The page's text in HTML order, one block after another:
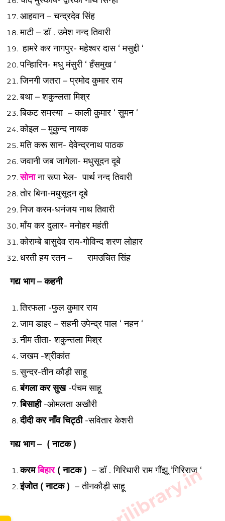
आहवान –चन्द्रदेव सिंह
माटी –डॉ . उमेश नन्द तिवारी
हामरे कर नागपुर-महेश्वर दास ‘ मसुद्दी ‘
पन्हिारिन-मधु मंसुरी ‘ हँसमुख ‘
जिनगी जतरा –प्रमोद कुमार राय
बथा –शकुन्लता मिश्र
बिकट समस्या – काली कुमार ‘ सुमन ‘
कोइल – मुकुन्द नायक
मति करू सान- देवेन्द्रनाथ पाठक
जवानी जब जागेला- मधुसूदन दूबे
सोनाना रूपा भेल- पार्थ नन्द तिवारी
तोर बिना-मधुसूदन दूबे
निज करम-धनंजय नाथ तिवारी
माँय कर दुलार- मनोहर महंती
कोराम्बे बासुदेव राय-गोविन्द शरण लोहार
धरती हय रतन – रामउचित सिंह
गद्य भाग – कहनी
तिरफला -फुल कुमार राय
जाम डाइर – सहनी उपेन्द्र पाल ‘ नहन ‘
नीम तीता- शकुन्तला मिश्र
जखम -श्रीकांत
सुन्दर-तीन कौड़ी साहू
बंगला कर सुख-पंचम साहू
बिसाही-ओमलता अखौरी
दीदी कर नाँव चिट्ठी-सवितार केशरी
गद्य भाग – ( नाटक )
करमबिहार( नाटक ) – डॉ . गिरिधारी राम गौंझू ‘गिरिराज ‘
इंजोत ( नाटक ) – तीनकौड़ी साहू